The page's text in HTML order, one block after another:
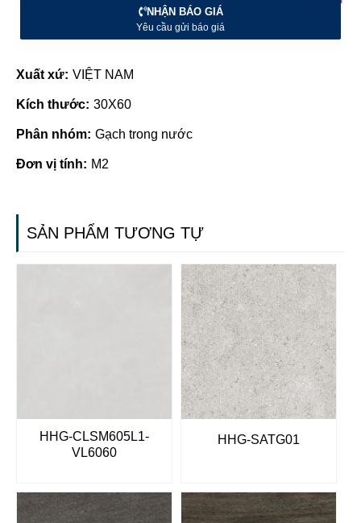
NHẬN BÁO GIÁ
Yêu cầu gửi báo giá
Xuất xứ: VIỆT NAM
Kích thước: 30X60
Phân nhóm: Gạch trong nước
Đơn vị tính: M2
SẢN PHẨM TƯƠNG TỰ
HHG-CLSM605L1-
VL6060
HHG-SATG01